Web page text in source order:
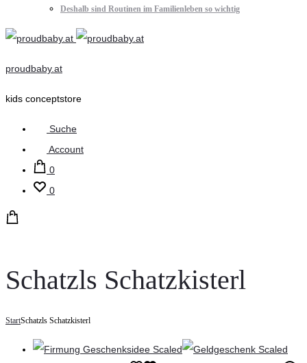
Deshalb sind Routinen im Familienleben so wichtig
proudbaby.at
kids conceptstore
Suche
Account
0
0
Schatzls Schatzkisterl
StartSchatzls Schatzkisterl